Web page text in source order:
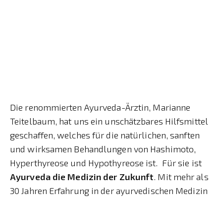
Die renommierten Ayurveda-Ärztin, Marianne
Teitelbaum, hat uns ein unschätzbares Hilfsmittel
geschaffen, welches für die natürlichen, sanften
und wirksamen Behandlungen von Hashimoto,
Hyperthyreose und Hypothyreose ist. Für sie ist
Ayurveda die Medizin der Zukunft. Mit mehr als
30 Jahren Erfahrung in der ayurvedischen Medizin